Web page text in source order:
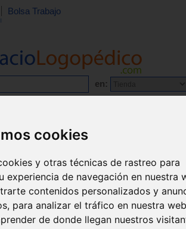
cookies
y otras técnicas de rastreo para
experiencia de navegación en nuestra
contenidos personalizados y
para analizar el tráfico en nuestra
de donde llegan nuestros
Bolsa Trabajo
en: